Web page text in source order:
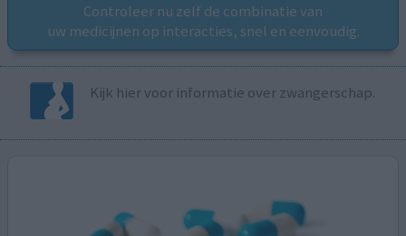
Controleer nu zelf de combinatie van
uw medicijnen op interacties, snel en eenvoudig.
Kijk hier voor informatie over zwangerschap.